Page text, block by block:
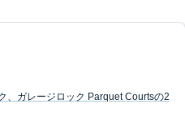
、ガレージロック Parquet Courtsの2